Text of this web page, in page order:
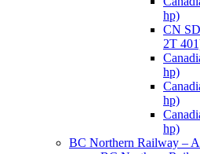
hp)
CN
2T
hp)
hp)
hp)
BC Northern Railway –